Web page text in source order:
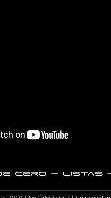
cero – Listas